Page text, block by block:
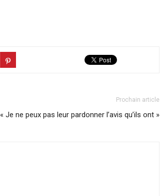
Prochain article
« Je ne peux pas leur pardonner l’avis qu’ils ont »